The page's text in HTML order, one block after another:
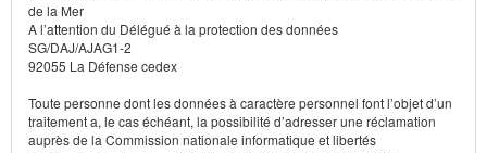
de la Mer
A l’attention du Délégué à la protection des données
SG/DAJ/AJAG1-2
92055 La Défense cedex
Toute personne dont les données à caractère personnel font l’objet d’un
traitement a, le cas échéant, la possibilité d’adresser une réclamation
auprès de la Commission nationale informatique et libertés